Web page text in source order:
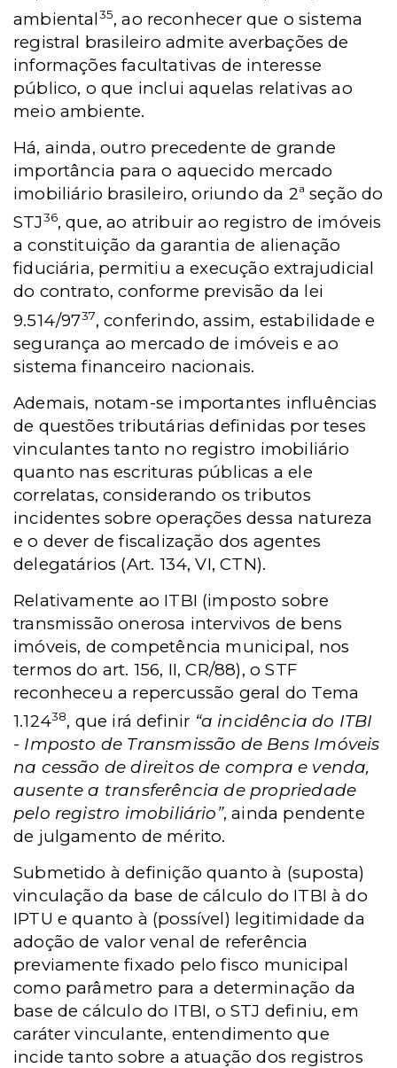
ambiental35, ao reconhecer que o sistema
registral brasileiro admite averbações de
informações facultativas de interesse
público, o que inclui aquelas relativas ao
meio ambiente.
Há, ainda, outro precedente de grande
importância para o aquecido mercado
imobiliário brasileiro, oriundo da 2ª seção do
STJ36, que, ao atribuir ao registro de imóveis
a constituição da garantia de alienação
fiduciária, permitiu a execução extrajudicial
do contrato, conforme previsão da lei
9.514/9737, conferindo, assim, estabilidade e
segurança ao mercado de imóveis e ao
sistema financeiro nacionais.
Ademais, notam-se importantes influências
de questões tributárias definidas por teses
vinculantes tanto no registro imobiliário
quanto nas escrituras públicas a ele
correlatas, considerando os tributos
incidentes sobre operações dessa natureza
e o dever de fiscalização dos agentes
delegatários (Art. 134, VI, CTN).
Relativamente ao ITBI (imposto sobre
transmissão onerosa intervivos de bens
imóveis, de competência municipal, nos
termos do art. 156, II, CR/88), o STF
reconheceu a repercussão geral do Tema
1.12438, que irá definir “a incidência do ITBI
- Imposto de Transmissão de Bens Imóveis
na cessão de direitos de compra e venda,
ausente a transferência de propriedade
pelo registro imobiliário”, ainda pendente
de julgamento de mérito.
Submetido à definição quanto à (suposta)
vinculação da base de cálculo do ITBI à do
IPTU e quanto à (possível) legitimidade da
adoção de valor venal de referência
previamente fixado pelo fisco municipal
como parâmetro para a determinação da
base de cálculo do ITBI, o STJ definiu, em
caráter vinculante, entendimento que
incide tanto sobre a atuação dos registros